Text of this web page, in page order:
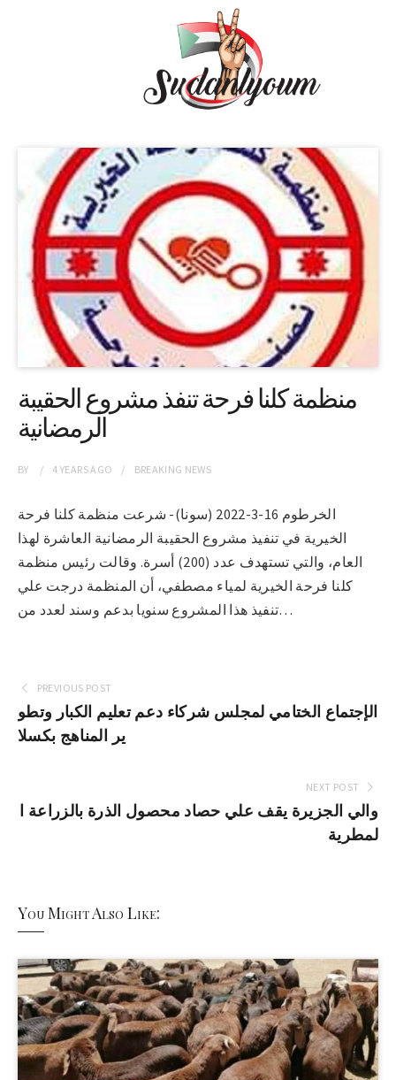
منظمة كلنا فرحة تنفذ مشروع الحقيبة
الرمضانية
BY 4 YEARSAGO BREAKING NEWS
الخرطوم 16-3-2022 (سونا)- شرعت منظمة كلنا فرحة
الخيرية في تنفيذ مشروع الحقيبة الرمضانية العاشرة لهذا
العام، والتي تستهدف عدد (200) أسرة. وقالت رئيس منظمة
كلنا فرحة الخيرية لمياء مصطفي، أن المنظمة درجت علي
تنفيذ هذا المشروع سنويا بدعم وسند لعدد من…
PREVIOUS POST
الإجتماع الختامي لمجلس شركاء دعم تعليم الكبار وتطو
ير المناهج بكسلا
NEXT POST
والي الجزيرة يقف علي حصاد محصول الذرة بالزراعة ا
لمطرية
You Might Also Like: